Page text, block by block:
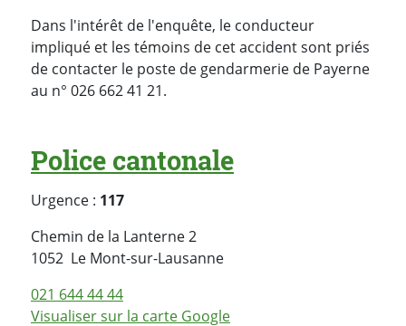
Dans l'intérêt de l'enquête, le conducteur
impliqué et les témoins de cet accident sont priés
de contacter le poste de gendarmerie de Payerne
au n° 026 662 41 21.
Police cantonale
Urgence : 117
Chemin de la Lanterne 2
1052 Le Mont-sur-LausanneSuisse
021 644 44 44
Visualiser sur la carte Google